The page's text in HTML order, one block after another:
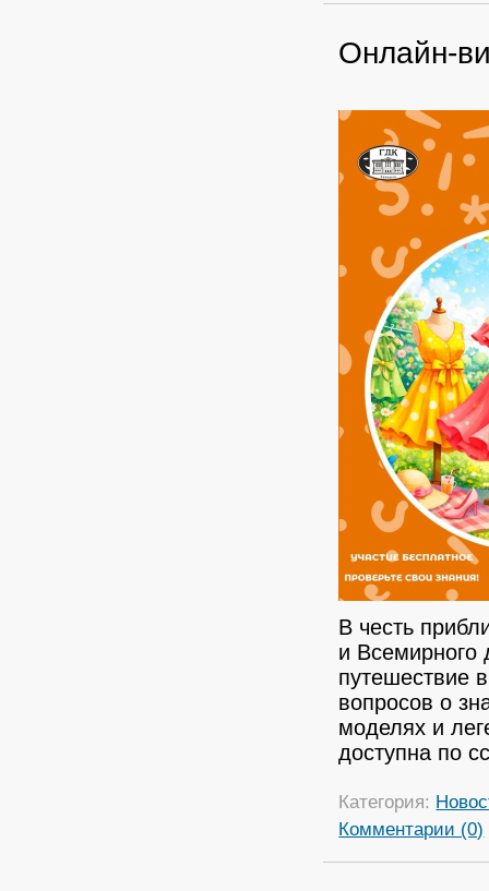
Онлайн-
В честь
и Всемирного
путешествие
вопросов о
моделях и
доступна по
Категория:
Комментарии (0)